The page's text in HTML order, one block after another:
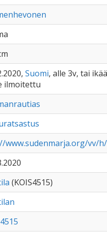
Suomi, alle 3v, tai
ilmoitettu
www.sudenmarja.org/vv/
(KOIS4515)